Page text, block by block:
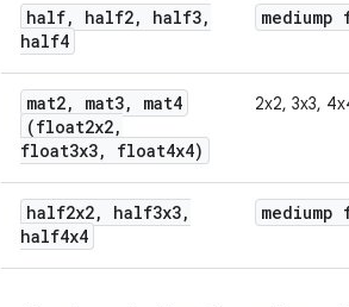
half, half2, half3,
half4
mat2, mat3, mat4
(float2x2,
float3x3, float4x4)
2x2, 3x3,
half2x2, half3x3,
half4x4